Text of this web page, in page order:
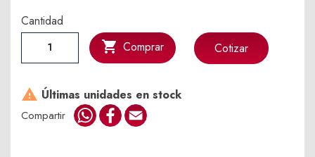
Cantidad
 Comprar
 Últimas unidades en stock
Cotizar
Compartir WhatsApp
Facebook